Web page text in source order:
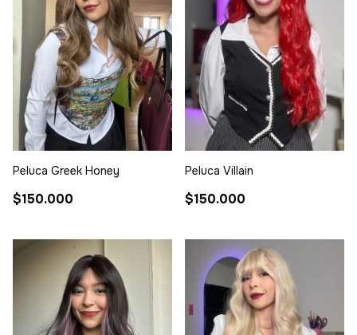
Peluca Greek Honey
$150.000
Peluca Villain
$150.000